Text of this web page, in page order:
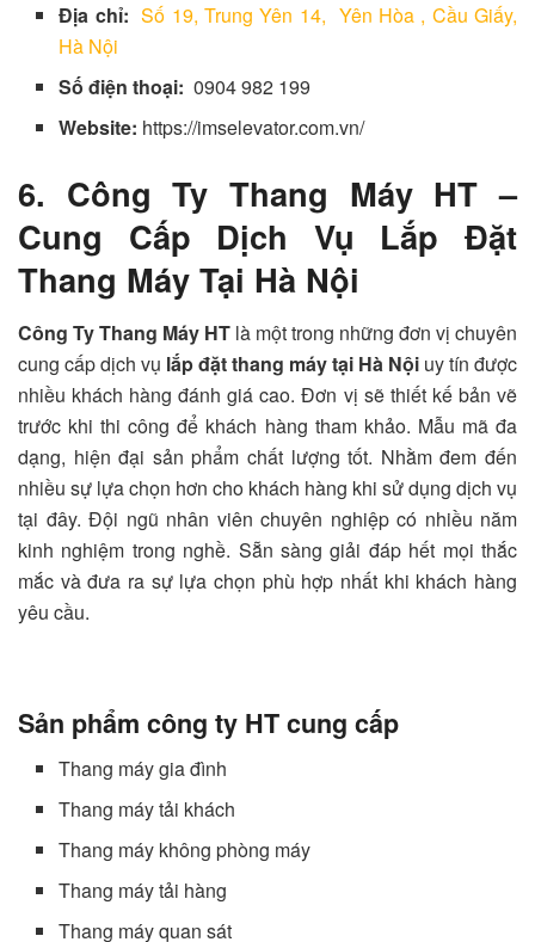
Địa chỉ: Số 19, Trung Yên 14, Yên Hòa , Cầu Giấy,
Hà Nội
Số điện thoại: 0904 982 199
Website: https://imselevator.com.vn/
6. Công Ty Thang Máy HT –
Cung Cấp Dịch Vụ Lắp Đặt
Thang Máy Tại Hà Nội
Công Ty Thang Máy HT là một trong những đơn vị chuyên
cung cấp dịch vụ lắp đặt thang máy tại Hà Nội uy tín được
nhiều khách hàng đánh giá cao. Đơn vị sẽ thiết kế bản vẽ
trước khi thi công để khách hàng tham khảo. Mẫu mã đa
dạng, hiện đại sản phẩm chất lượng tốt. Nhằm đem đến
nhiều sự lựa chọn hơn cho khách hàng khi sử dụng dịch vụ
tại đây. Đội ngũ nhân viên chuyên nghiệp có nhiều năm
kinh nghiệm trong nghề. Sẵn sàng giải đáp hết mọi thắc
mắc và đưa ra sự lựa chọn phù hợp nhất khi khách hàng
yêu cầu.
Sản phẩm công ty HT cung cấp
Thang máy gia đình
Thang máy tải khách
Thang máy không phòng máy
Thang máy tải hàng
Thang máy quan sát